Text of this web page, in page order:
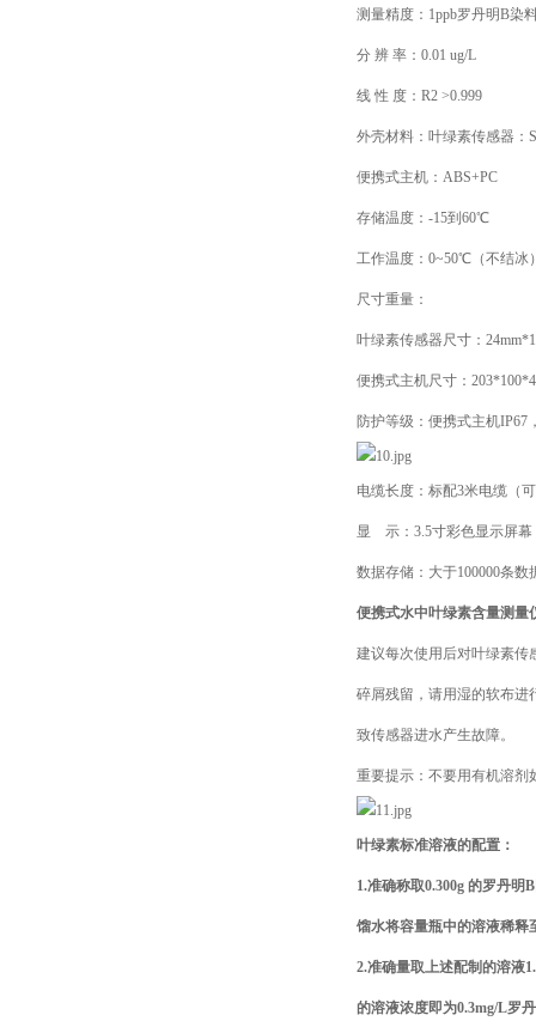
测量精度：1ppb罗丹明B染
分 辨 率：0.01 ug/L
线 性 度：R2 >0.999
外壳材料：叶绿素传感器：
便携式主机：ABS+PC
存储温度：-15到60℃
工作温度：0~50℃（不结冰
尺寸重量：
叶绿素传感器尺寸：
便携式主机尺寸：
防护等级：便携式主机IP67
电缆长度：标配3米电缆（
显 示：3.5寸彩色显示屏幕
数据存储：大于100000条数
便携式水中叶绿素含量测量
建议每次使用后对叶绿素传
碎屑残留，请用湿的软布进
致传感器进水产生故障。
重要提示：不要用有机溶剂
叶绿素标准溶液的配置：
1.准确称取0.300g 的罗丹
馏水将容量瓶中的溶液稀释
2.准确量取上述配制的溶液
的溶液浓度即为0.3mg/L罗